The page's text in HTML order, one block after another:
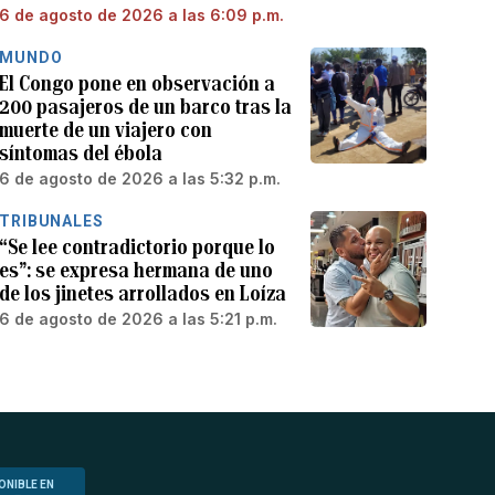
6 de agosto de 2026 a las 6:09 p.m.
MUNDO
El Congo pone en observación a
200 pasajeros de un barco tras la
muerte de un viajero con
síntomas del ébola
6 de agosto de 2026 a las 5:32 p.m.
TRIBUNALES
“Se lee contradictorio porque lo
es”: se expresa hermana de uno
de los jinetes arrollados en Loíza
6 de agosto de 2026 a las 5:21 p.m.
EN